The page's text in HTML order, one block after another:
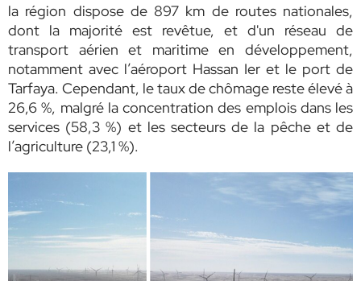
la région dispose de 897 km de routes nationales,
dont la majorité est revêtue, et d'un réseau de
transport aérien et maritime en développement,
notamment avec l’aéroport Hassan Ier et le port de
Tarfaya. Cependant, le taux de chômage reste élevé à
26,6 %, malgré la concentration des emplois dans les
services (58,3 %) et les secteurs de la pêche et de
l’agriculture (23,1 %).